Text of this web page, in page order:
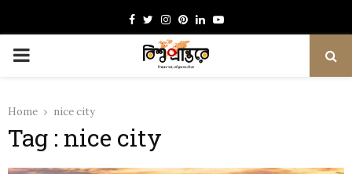
Facebook
TwitterInstagram
Pinterest
LinkedinYoutube
PRIMARY
Home nice city
Tag : nice city